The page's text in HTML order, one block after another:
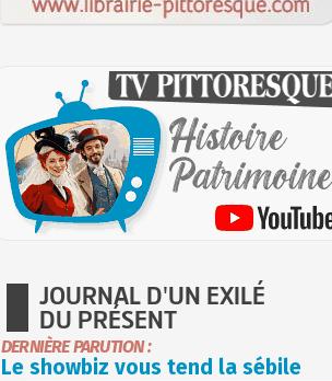
JOURNAL D'UN EXILÉ
DU PRÉSENT
DERNIÈRE PARUTION :
Le showbiz vous tend la sébile